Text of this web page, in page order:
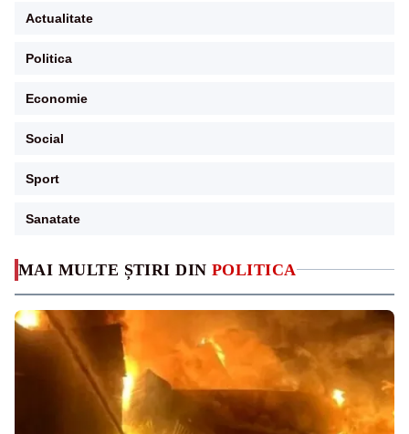
MAI MULTE ȘTIRI DIN POLITICA
Actualitate
Politica
Economie
Social
Sport
Sanatate